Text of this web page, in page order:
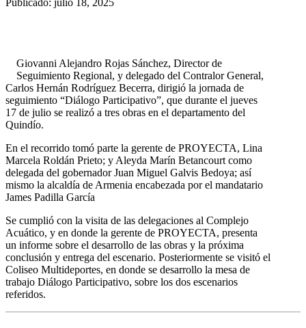
Giovanni Alejandro Rojas Sánchez, Director de
Seguimiento Regional, y delegado del Contralor General,
Carlos Hernán Rodríguez Becerra, dirigió la jornada de
seguimiento “Diálogo Participativo”, que durante el jueves
17 de julio se realizó a tres obras en el departamento del
Quindío.
En el recorrido tomó parte la gerente de PROYECTA, Lina
Marcela Roldán Prieto; y Aleyda Marín Betancourt como
delegada del gobernador Juan Miguel Galvis Bedoya; así
mismo la alcaldía de Armenia encabezada por el mandatario
James Padilla García
Se cumplió con la visita de las delegaciones al Complejo
Acuático, y en donde la gerente de PROYECTA, presenta
un informe sobre el desarrollo de las obras y la próxima
conclusión y entrega del escenario. Posteriormente se visitó el
Coliseo Multideportes, en donde se desarrollo la mesa de
trabajo Diálogo Participativo, sobre los dos escenarios
referidos.